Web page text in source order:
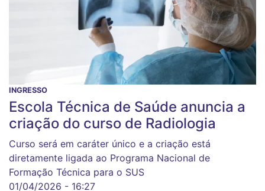
INGRESSO
Escola Técnica de Saúde anuncia a
criação do curso de Radiologia
Curso será em caráter único e a criação está
diretamente ligada ao Programa Nacional de
Formação Técnica para o SUS
01/04/2026 - 16:27